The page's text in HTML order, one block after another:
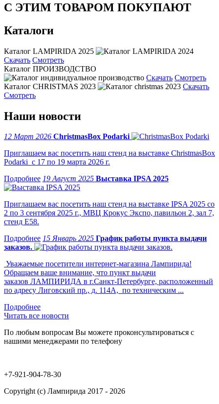
С ЭТИМ ТОВАРОМ ПОКУПАЮТ
Каталоги
Каталог LAMPIRIDA 2025
Скачать Смотреть
Каталог ПРОИЗВОДСТВО
Скачать Смотреть
Каталог CHRISTMAS 2023
Скачать
Смотреть
Наши новости
12 Март 2026 ChristmasBox Podarki
Приглашаем вас посетить наш стенд на выставке ChristmasBox
Podarki с 17 по 19 марта 2026 г.
19 Август 2025 Выставка IPSA 2025
Приглашаем вас посетить наш стенд на выставке IPSA 2025 со
2 по 3 сентября 2025 г., МВЦ Крокус Экспо, павильон 2, зал 7,
стенд Е58.
15 Январь 2025 График работы пункта выдачи
заказов.
Уважаемые посетители интернет-магазина Лампирида!
Обращаем ваше внимание, что пункт выдачи
заказов ЛАМПИРИДА в г.Санкт-Петербурге, расположенный
по адресу Лиговский пр., д. 114А, по техническим ...
Читать все новости
По любым вопросам Вы можете проконсультироваться с
нашими менеджерами по телефону
+7-921-904-78-30
Copyright (c) Лампирида 2017 - 2026